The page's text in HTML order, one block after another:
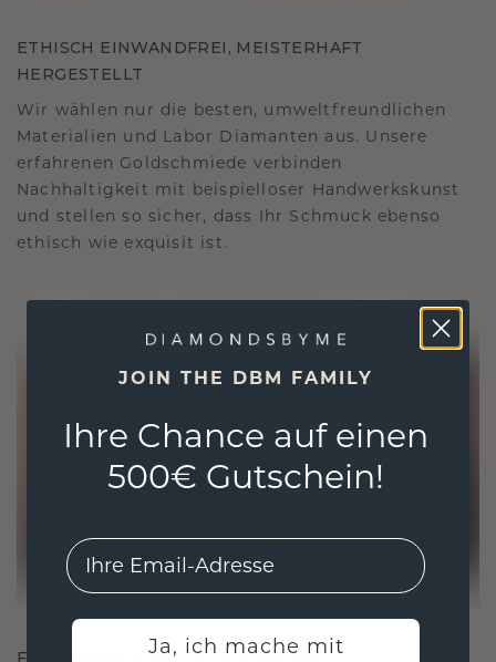
ETHISCH EINWANDFREI, MEISTERHAFT
HERGESTELLT
Wir wählen nur die besten, umweltfreundlichen
Materialien und Labor Diamanten aus. Unsere
erfahrenen Goldschmiede verbinden
Nachhaltigkeit mit beispielloser Handwerkskunst
und stellen so sicher, dass Ihr Schmuck ebenso
ethisch wie exquisit ist.
FÜR VERBINDUNGEN GESCHAFFEN
JOIN THE DBM FAMILY
Ihre Chance auf einen
500€ Gutschein!
EMail
Ja, ich mache mit